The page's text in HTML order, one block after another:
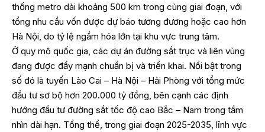
thống metro dài khoảng 500 km trong cùng giai đoạn, với
tổng nhu cầu vốn được dự báo tương đương hoặc cao hơn
Hà Nội, do tỷ lệ ngầm hóa lớn tại khu vực trung tâm.
Ở quy mô quốc gia, các dự án đường sắt trục và liên vùng
đang được đẩy mạnh chuẩn bị và triển khai. Nổi bật trong
số đó là tuyến Lào Cai – Hà Nội – Hải Phòng với tổng mức
đầu tư sơ bộ hơn 200.000 tỷ đồng, bên cạnh các định
hướng đầu tư đường sắt tốc độ cao Bắc – Nam trong tầm
nhìn dài hạn. Tổng thể, trong giai đoạn 2025-2035, lĩnh vực